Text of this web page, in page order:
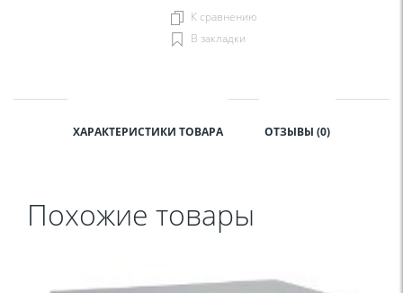
К сравнению
В закладки
ХАРАКТЕРИСТИКИ ТОВАРА ОТЗЫВЫ (0)
Похожие товары